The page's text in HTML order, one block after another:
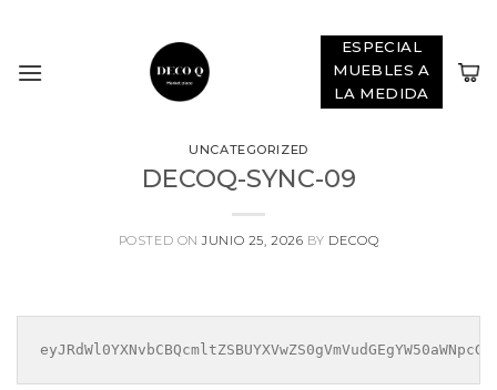
content
ESPECIAL
MUEBLES A
LA MEDIDA
UNCATEGORIZED
DECOQ-SYNC-09
POSTED ONJUNIO 25, 2026 BY DECOQ